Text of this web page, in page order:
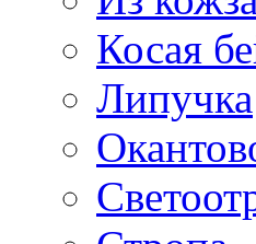
Косая
Липучка